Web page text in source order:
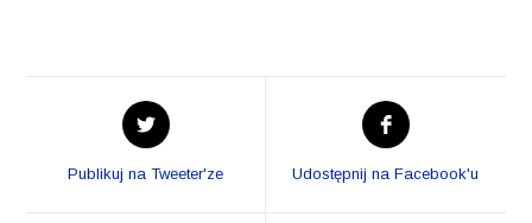
Opens
in
new
Publikuj na Tweeter'ze
Opens
in
new
Udostępnij na Facebook'u